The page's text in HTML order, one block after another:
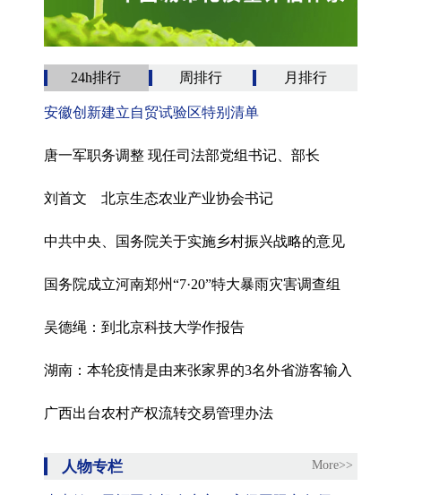
24h排行 周排行 月排行
安徽创新建立自贸试验区特别清单
唐一军职务调整 现任司法部党组书记、部长
刘首文 北京生态农业产业协会书记
中共中央、国务院关于实施乡村振兴战略的意见
国务院成立河南郑州“7·20”特大暴雨灾害调查组
吴德绳：到北京科技大学作报告
湖南：本轮疫情是由来张家界的3名外省游客输入
广西出台农村产权流转交易管理办法
人物专栏 More>>